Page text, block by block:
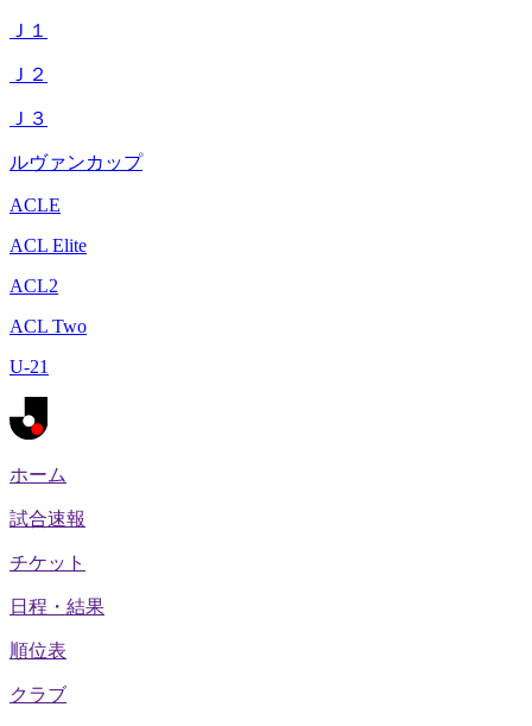
Ｊ１
Ｊ２
Ｊ３
ルヴァンカップ
ACLE
ACL Elite
ACL2
ACL Two
U-21
ホーム
試合速報
チケット
日程・結果
順位表
クラブ